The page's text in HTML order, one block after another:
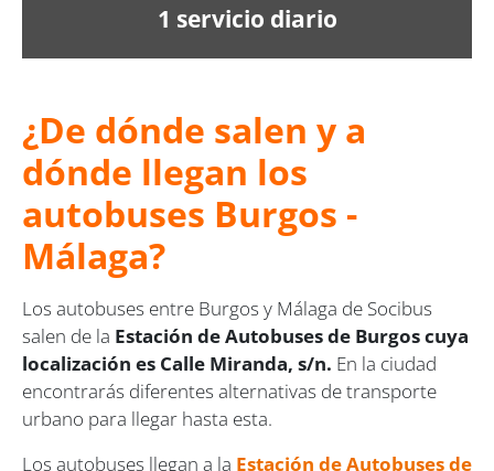
1 servicio diario
¿De dónde salen y a
dónde llegan los
autobuses Burgos -
Málaga?
Los autobuses entre Burgos y Málaga de Socibus
salen de la Estación de Autobuses de Burgos cuya
localización es Calle Miranda, s/n. En la ciudad
encontrarás diferentes alternativas de transporte
urbano para llegar hasta esta.
Los autobuses llegan a la Estación de Autobuses de